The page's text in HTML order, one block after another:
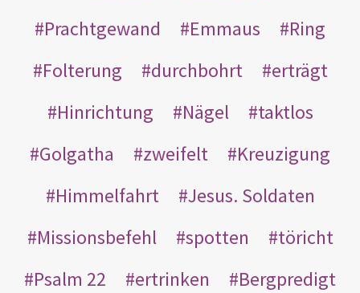
Prachtgewand
Emmaus
Ring
Folterung
durchbohrt
erträgt
Hinrichtung
Nägel
taktlos
Golgatha
zweifelt
Kreuzigung
Himmelfahrt
Jesus. Soldaten
Missionsbefehl
spotten
töricht
Psalm 22
ertrinken
Bergpredigt